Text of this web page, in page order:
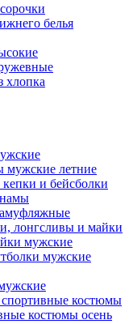
белья
хлопка
летние
и бейсболки
лонгсливы и майки
мужские
мужские
костюмы
костюмы осень